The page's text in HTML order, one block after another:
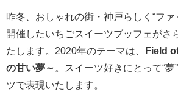
昨冬、おしゃれの街・神戸らしく“ファ
開催したいちごスイーツブッフェがさ
たします。2020年のテーマは、
Field
の甘い夢～ 。スイーツ好きにとって“
ツで表現いたします。